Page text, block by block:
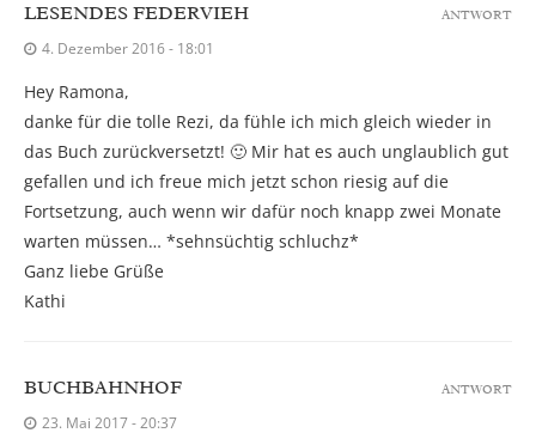
LESENDES FEDERVIEH
4. Dezember 2016 - 18:01
Hey Ramona,
danke für die tolle Rezi, da fühle ich mich gleich wieder in
das Buch zurückversetzt! 🙂 Mir hat es auch unglaublich gut
gefallen und ich freue mich jetzt schon riesig auf die
Fortsetzung, auch wenn wir dafür noch knapp zwei Monate
warten müssen… *sehnsüchtig schluchz*
Ganz liebe Grüße
Kathi
ANTWORT
BUCHBAHNHOF
23. Mai 2017 - 20:37
ANTWORT